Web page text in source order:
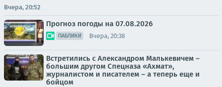
Вчера, 20:52
Прогноз погоды на 07.08.2026
ПАБЛИКИ Вчера, 20:38
Встретились с Александром Малькевичем –
большим другом Спецназа «Ахмат»,
журналистом и писателем – а теперь еще и
бойцом